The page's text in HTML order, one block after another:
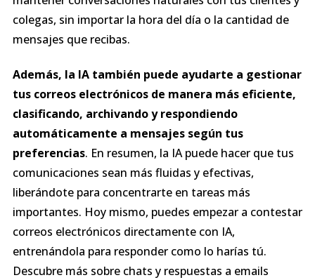
colegas, sin importar la hora del día o la cantidad de
mensajes que recibas.
Además, la IA también puede ayudarte a gestionar
tus correos electrónicos de manera más eficiente,
clasificando, archivando y respondiendo
automáticamente a mensajes según tus
preferencias. En resumen, la IA puede hacer que tus
comunicaciones sean más fluidas y efectivas,
liberándote para concentrarte en tareas más
importantes. Hoy mismo, puedes empezar a contestar
correos electrónicos directamente con IA,
entrenándola para responder como lo harías tú.
Descubre más sobre chats y respuestas a emails